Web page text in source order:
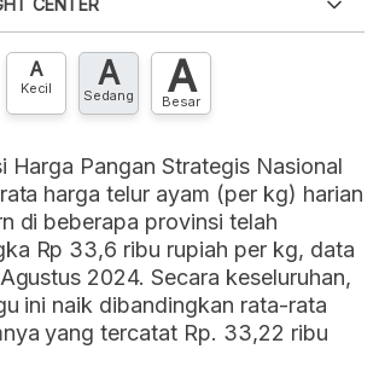
Daftar sekarang
CENTER
sekarang »
A
Kecil A
Sedang A
Besar
Harga Pangan Strategis Nasional
harga telur ayam (per kg) harian
di beberapa provinsi telah
Rp 33,6 ribu rupiah per kg, data
2024. Secara keseluruhan,
ini naik dibandingkan rata-rata
yang tercatat Rp. 33,22 ribu